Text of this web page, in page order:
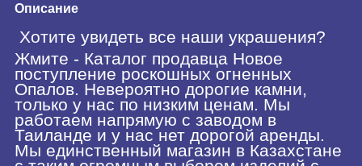
Описание
Хотите увидеть все наши украшения?
Жмите - Каталог продавца Новое
поступление роскошных огненных
Опалов. Невероятно дорогие камни,
только у нас по низким ценам. Мы
работаем напрямую с заводом в
Таиланде и у нас нет дорогой аренды.
Мы единственный магазин в Казахстане